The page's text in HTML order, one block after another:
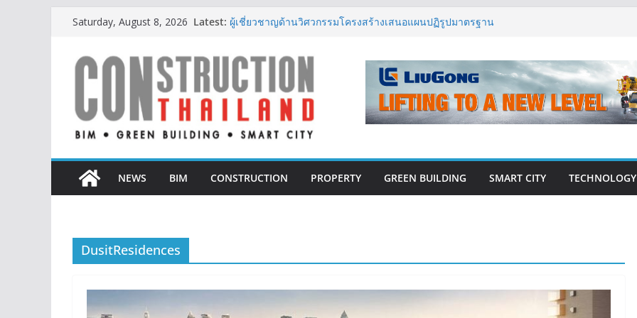
Skip
content
Saturday, August 8, 2026 Latest: IHG Hotels & Resorts เปิดตัว ฮอลิเดย์ อินน์ เอ็กซ์เพรส อ่าวนาง
ตั้งแต่การออกแบบถึงการตรวจสอบอาคารไทย รับมือแผ่นดินไหว
TITLE เผยรายได้ครึ่งปีแรก’69 มากกว่า 2,000 ล้านบาท เติบโต
377% ชี้ดีมานด์ภูเก็ตยังแกร่ง
BCT Expo 2026 ชูแนวคิด “Empowering Net Zero in
Construction & Mining” ขับเคลื่อนอุตสาหกรรมก่อสร้างและ
เหมืองแร่สู่สังคมคาร์บอนต่ำอย่างยั่งยืน
สร้างการเติบโตอย่างยั่งยืน
NEWS
BIM CONSTRUCTION PROPERTY GREEN BUILDING SMART CITY TECHNOLOGY
DusitResidences
CONSTRUCTION
THAILAND : VOL.33
(May-Jun 2026)